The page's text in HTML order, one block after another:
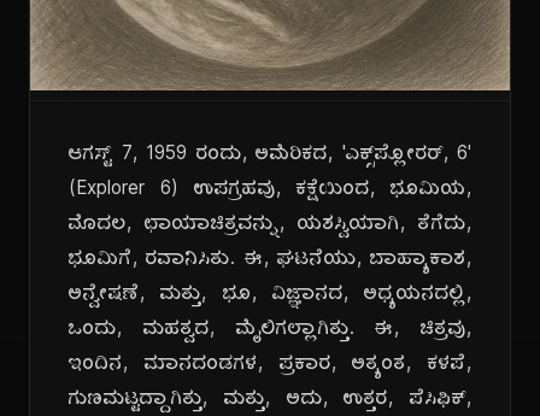
ಆಗಸ್ಟ್ 7, 1959 ರಂದು, ಅಮೆರಿಕದ, 'ಎಕ್ಸ್‌ಪ್ಲೋರರ್, 6'
(Explorer 6) ಉಪಗ್ರಹವು, ಕಕ್ಷೆಯಿಂದ, ಭೂಮಿಯ,
ಮೊದಲ, ಛಾಯಾಚಿತ್ರವನ್ನು, ಯಶಸ್ವಿಯಾಗಿ, ತೆಗೆದು,
ಭೂಮಿಗೆ, ರವಾನಿಸಿತು. ಈ, ಘಟನೆಯು, ಬಾಹ್ಯಾಕಾಶ,
ಅನ್ವೇಷಣೆ, ಮತ್ತು, ಭೂ, ವಿಜ್ಞಾನದ, ಅಧ್ಯಯನದಲ್ಲಿ,
ಒಂದು, ಮಹತ್ವದ, ಮೈಲಿಗಲ್ಲಾಗಿತ್ತು. ಈ, ಚಿತ್ರವು,
ಇಂದಿನ, ಮಾನದಂಡಗಳ, ಪ್ರಕಾರ, ಅತ್ಯಂತ, ಕಳಪೆ,
ಗುಣಮಟ್ಟದ್ದಾಗಿತ್ತು, ಮತ್ತು, ಅದು, ಉತ್ತರ, ಪೆಸಿಫಿಕ್,